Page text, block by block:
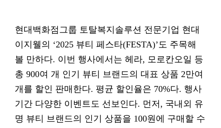
현대백화점그룹 토탈복지솔루션 전문기업 현대
이지웰의 ‘2025 뷰티 페스타(FESTA)’도 주목해
볼 만하다. 이번 행사에서는 헤라, 모로칸오일 등
총 900여 개 인기 뷰티 브랜드의 대표 상품 2만여
개를 할인 판매한다. 평균 할인율은 70%다. 행사
기간 다양한 이벤트도 선보인다. 먼저, 국내외 유
명 뷰티 브랜드의 인기 상품을 100원에 구매할 수